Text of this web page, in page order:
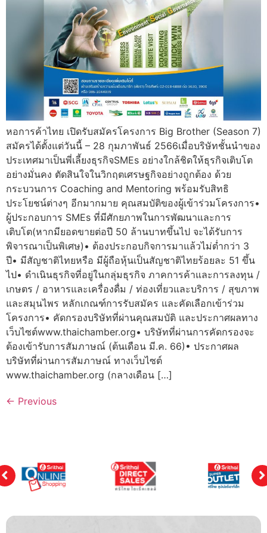
หอการค้าไทย เปิดรับสมัครโครงการ Big Brother (Season 7)
สมัครได้ตั้งแต่วันนี้ – 28 กุมภาพันธ์ 2566เมื่อบริษัทชั้นนำของ
ประเทศมาเป็นพี่เลี้ยงธุรกิจSMEs อย่างใกล้ชิดให้ธุรกิจเติบโต
อย่างมั่นคง ตัดสินใจในวิกฤตเศรษฐกิจอย่างถูกต้อง ด้วย
กระบวนการ Coaching and Mentoring พร้อมรับสิทธิ
ประโยชน์ต่างๆ อีกมากมาย คุณสมบัติของผู้เข้าร่วมโครงการ•
ผู้ประกอบการ SMEs ที่มีศักยภาพในการพัฒนาและการ
เติบโต(หากมียอดขายต่อปี 50 ล้านบาทขึ้นไป จะได้รับการ
พิจารณาเป็นพิเศษ)• ต้องประกอบกิจการมาแล้วไม่ต่ำกว่า 3
ปี• มีสัญชาติไทยหรือ มีผู้ถือหุ้นเป็นสัญชาติไทยร้อยละ 51 ขึ้น
ไป• ดำเนินธุรกิจที่อยู่ในกลุ่มธุรกิจ ภาคการค้าและการลงทุน /
เกษตร / อาหารและเครื่องดื่ม / ท่องเที่ยวและบริการ / สุขภาพ
และสมุนไพร หลักเกณฑ์การรับสมัคร และคัดเลือกเข้าร่วม
โครงการ• คัดกรองบริษัทที่ผ่านคุณสมบัติ และประกาศผลทาง
เว็บไซต์www.thaichamber.org• บริษัทที่ผ่านการคัดกรองจะ
ต้องเข้ารับการสัมภาษณ์ (ต้นเดือน มี.ค. 66)• ประกาศผล
บริษัทที่ผ่านการสัมภาษณ์ ทางเว็บไซต์
www.thaichamber.org (กลางเดือน […]
← Previous